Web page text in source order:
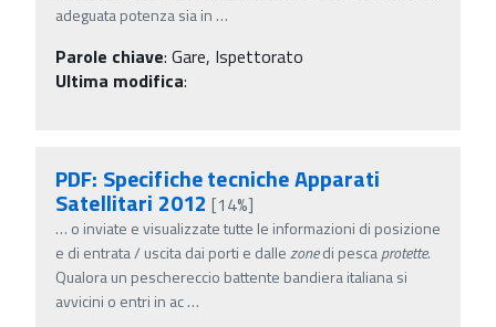
adeguata potenza sia in …
Parole chiave: Gare, Ispettorato
Ultima modifica:
PDF: Specifiche tecniche Apparati
Satellitari 2012 [14%]
… o inviate e visualizzate tutte le informazioni di posizione
e di entrata / uscita dai porti e dallezonedi pescaprotette.
Qualora un peschereccio battente bandiera italiana si
avvicini o entri in ac…